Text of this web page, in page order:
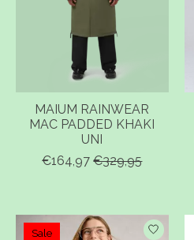
MAIUM RAINWEAR
MAC PADDED KHAKI
UNI
€164,97 €329,95
Sale